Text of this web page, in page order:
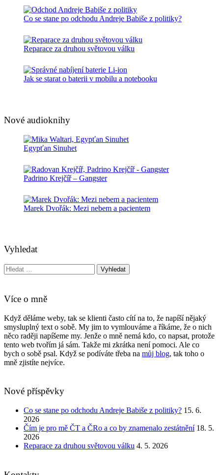
Co se stane po odchodu Andreje Babiše z politiky?
Reparace za druhou světovou válku
Jak se starat o baterii v mobilu a notebooku
Nové audioknihy
Egypťan Sinuhet
Padrino Krejčíř – Gangster
Marek Dvořák: Mezi nebem a pacientem
Vyhledat
Vyhledat:
Více o mně
Když děláme weby, tak se klienti často cítí na to, že napíší nějaký
smysluplný text o sobě. My jim to vymlouváme a říkáme, že o nich
něco raději napíšeme my. Jenže o mně nemá kdo, co napsat, protože
tento web tvořím já sám. Takže mi zkrátka není pomoci. Ale co
bych o sobě psal. Když se podíváte třeba na můj blog, tak toho o
mně zjistíte nejvíce.
Nové příspěvky
Co se stane po odchodu Andreje Babiše z politiky? 15. 6.
2026
Čím je pro mě ČT a ČRo a co by znamenalo zestátnění 18. 5.
2026
Reparace za druhou světovou válku 4. 5. 2026